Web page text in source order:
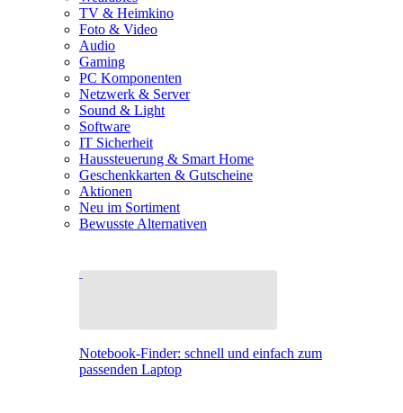
TV & Heimkino
Foto & Video
Audio
Gaming
PC Komponenten
Netzwerk & Server
Sound & Light
Software
IT Sicherheit
Haussteuerung & Smart Home
Geschenkkarten & Gutscheine
Aktionen
Neu im Sortiment
Bewusste Alternativen
Notebook-Finder: schnell und einfach zum
passenden Laptop